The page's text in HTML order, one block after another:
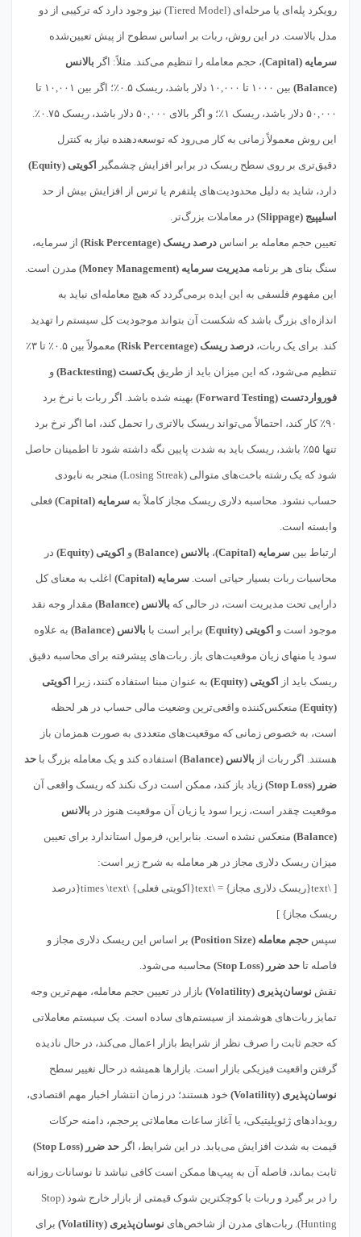
رویکرد پله‌ای یا مرحله‌ای (Tiered Model) نیز وجود دارد که ترکیبی از دو
مدل بالاست. در این روش، ربات بر اساس سطوح از پیش تعیین‌شده
سرمایه (Capital) ، حجم معامله را تنظیم می‌کند. مثلاً: اگر بالانس
(Balance) بین ۱۰۰۰ تا ۱۰,۰۰۰ دلار باشد، ریسک ۰.۵٪؛ اگر بین ۱۰,۰۰۱ تا
۵۰,۰۰۰ دلار باشد، ریسک ۱٪؛ و اگر بالای ۵۰,۰۰۰ دلار باشد، ریسک ۰.۷۵٪.
این روش معمولاً زمانی به کار می‌رود که توسعه‌دهنده نیاز به کنترل
دقیق‌تری بر روی سطح ریسک در برابر افزایش چشمگیر اکویتی (Equity)
دارد، شاید به دلیل محدودیت‌های پلتفرم یا ترس از افزایش بیش از حد
اسلیپیج (Slippage) در معاملات بزرگ‌تر.
تعیین حجم معامله بر اساس درصد ریسک (Risk Percentage) از سرمایه،
سنگ بنای هر برنامه مدیریت سرمایه (Money Management) مدرن است.
این مفهوم فلسفی به این ایده برمی‌گردد که هیچ معامله‌ای نباید به
اندازه‌ای بزرگ باشد که شکست آن بتواند موجودیت کل سیستم را تهدید
کند. برای یک ربات، درصد ریسک (Risk Percentage) معمولاً بین ۰.۵٪ تا ۳٪
تنظیم می‌شود، که این میزان باید از طریق بک‌تست (Backtesting) و
فورواردتست (Forward Testing) بهینه شده باشد. اگر ربات با نرخ برد
۹۰٪ کار کند، احتمالاً می‌تواند ریسک بالاتری را تحمل کند، اما اگر نرخ برد
تنها ۵۵٪ باشد، ریسک باید به شدت پایین نگه داشته شود تا اطمینان حاصل
شود که یک رشته باخت‌های متوالی (Losing Streak) منجر به نابودی
حساب نشود. محاسبه دلاری ریسک مجاز کاملاً به سرمایه (Capital) فعلی
وابسته است.
ارتباط بین سرمایه (Capital) ، بالانس (Balance) و اکویتی (Equity) در
محاسبات ربات بسیار حیاتی است. سرمایه (Capital) اغلب به معنای کل
دارایی تحت مدیریت است، در حالی که بالانس (Balance) مقدار وجه نقد
موجود است و اکویتی (Equity) برابر است با بالانس (Balance) به علاوه
سود یا منهای زیان موقعیت‌های باز. ربات‌های پیشرفته برای محاسبه دقیق
ریسک باید از اکویتی (Equity) به عنوان مبنا استفاده کنند، زیرا اکویتی
(Equity) منعکس‌کننده واقعی‌ترین وضعیت مالی حساب در هر لحظه
است، به خصوص زمانی که موقعیت‌های متعددی به صورت همزمان باز
هستند. اگر ربات از بالانس (Balance) استفاده کند و یک معامله بزرگ با حد
ضرر (Stop Loss) زیاد باز کند، ممکن است درک نکند که ریسک واقعی آن
موقعیت چقدر است، زیرا سود یا زیان آن موقعیت هنوز در بالانس
(Balance) منعکس نشده است. بنابراین، فرمول استاندارد برای تعیین
میزان ریسک دلاری مجاز در هر معامله به شرح زیر است:
[ \text{ریسک دلاری مجاز} = \text{اکویتی فعلی} \times \text{درصد
ریسک مجاز} ]
سپس حجم معامله (Position Size) بر اساس این ریسک دلاری مجاز و
فاصله تا حد ضرر (Stop Loss) محاسبه می‌شود.
نقش نوسان‌پذیری (Volatility) بازار در تعیین حجم معامله، مهم‌ترین وجه
تمایز ربات‌های هوشمند از سیستم‌های ساده است. یک سیستم معاملاتی
که حجم ثابت را صرف نظر از شرایط بازار اعمال می‌کند، در حال نادیده
گرفتن واقعیت فیزیکی بازار است. بازارها همیشه در حال تغییر سطح
نوسان‌پذیری (Volatility) خود هستند؛ در زمان انتشار اخبار مهم اقتصادی،
رویدادهای ژئوپلیتیکی، یا آغاز ساعات معاملاتی پرحجم، دامنه حرکات
قیمت به شدت افزایش می‌یابد. در این شرایط، اگر حد ضرر (Stop Loss)
ثابت بماند، فاصله آن به پیپ‌ها ممکن است کافی نباشد تا نوسانات روزانه
را در بر گیرد و ربات با کوچکترین شوک قیمتی از بازار خارج شود (Stop
Hunting). ربات‌های مدرن از شاخص‌های نوسان‌پذیری (Volatility) برای